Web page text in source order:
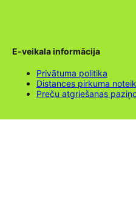
E-veikala informācija
Privātuma politika
Distances pirkuma
Preču atgriešanas